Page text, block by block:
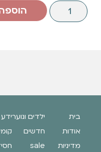
בית
אודות
מדיניות
ילדים ונוער
חדשים
sale
ידע